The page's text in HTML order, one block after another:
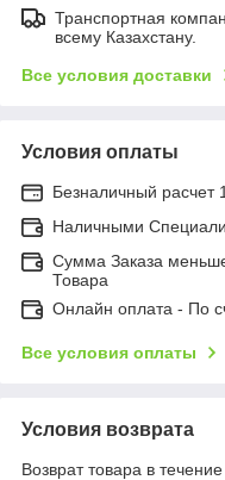
Транспортная
всему Казахстану.
Все условия доставки
Условия оплаты
Безналичный расчет
Наличными
Сумма Заказа
Товара
Онлайн оплата - По
Все условия оплаты
Условия возврата
Возврат товара в